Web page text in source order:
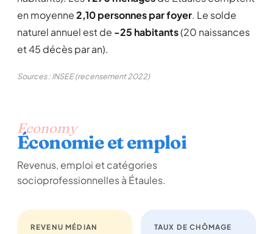
en moyenne2,10 personnes par foyer. Le solde
naturel annuel est de -25 habitants(20 naissances
et 45 décès par an).
Sources : INSEE (recensement 2022)
Economy
Économie et emploi
Revenus, emploi et catégories
socioprofessionnelles à Étaules.
REVENU MÉDIAN TAUX DE CHÔMAGE